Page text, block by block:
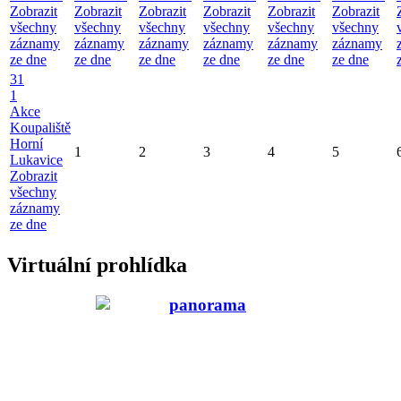
Zobrazit
všechny
záznamy
ze dne
Zobrazit
všechny
záznamy
ze dne
Zobrazit
všechny
záznamy
ze dne
Zobrazit
všechny
záznamy
ze dne
Zobrazit
všechny
záznamy
ze dne
Zobrazit
všechny
záznamy
ze dne
31
1
Akce
Koupaliště
Horní
Lukavice
Zobrazit
všechny
záznamy
ze dne
1 2 3 4 5
Virtuální prohlídka